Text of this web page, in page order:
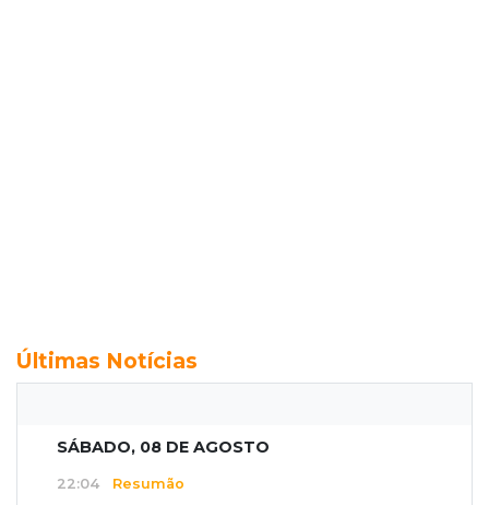
Últimas Notícias
SÁBADO, 08 DE AGOSTO
22:04 Resumão